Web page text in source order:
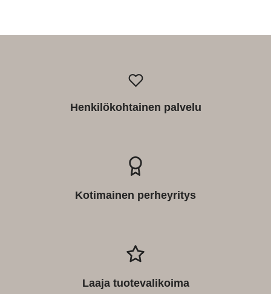
Henkilökohtainen palvelu
Kotimainen perheyritys
Laaja tuotevalikoima